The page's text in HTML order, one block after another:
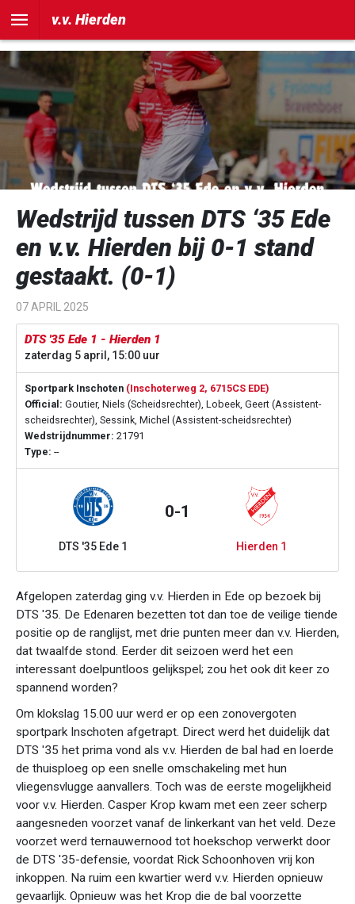
v.v. Hierden
Wedstrijd tussen DTS ‘35 Ede
en v.v. Hierden bij 0-1 stand
gestaakt. (0-1)
07 APRIL 2025
DTS '35 Ede 1 - Hierden 1
zaterdag 5 april, 15:00 uur
Sportpark Inschoten (Inschoterweg 2, 6715CS EDE)
Official: Goutier, Niels (Scheidsrechter), Lobeek, Geert (Assistent-
scheidsrechter), Sessink, Michel (Assistent-scheidsrechter)
Wedstrijdnummer: 21791
Type: --
DTS '35 Ede 1
0-1
Hierden 1
Afgelopen zaterdag ging v.v. Hierden in Ede op bezoek bij
DTS '35. De Edenaren bezetten tot dan toe de veilige tiende
positie op de ranglijst, met drie punten meer dan v.v. Hierden,
dat twaalfde stond. Eerder dit seizoen werd het een
interessant doelpuntloos gelijkspel; zou het ook dit keer zo
spannend worden?
Om klokslag 15.00 uur werd er op een zonovergoten
sportpark Inschoten afgetrapt. Direct werd het duidelijk dat
DTS '35 het prima vond als v.v. Hierden de bal had en loerde
de thuisploeg op een snelle omschakeling met hun
vliegensvlugge aanvallers. Toch was de eerste mogelijkheid
voor v.v. Hierden. Casper Krop kwam met een zeer scherp
aangesneden voorzet vanaf de linkerkant van het veld. Deze
voorzet werd ternauwernood tot hoekschop verwerkt door
de DTS '35-defensie, voordat Rick Schoonhoven vrij kon
inkoppen. Na ruim een kwartier werd v.v. Hierden opnieuw
gevaarlijk. Opnieuw was het Krop die de bal voorzette